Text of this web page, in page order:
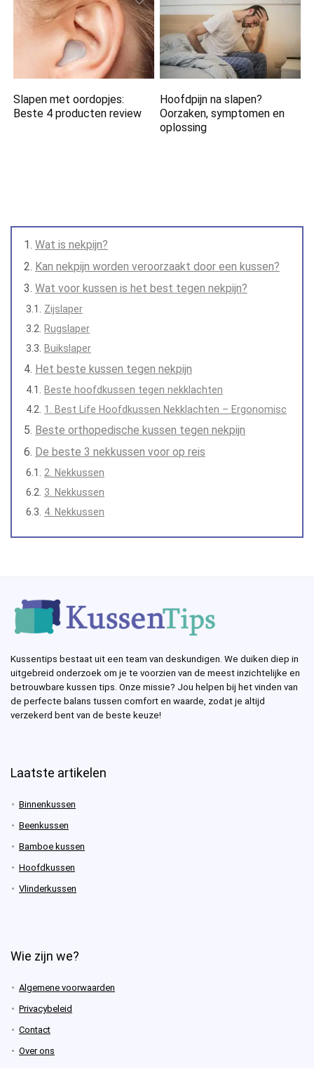
Slapen met oordopjes:
Beste 4 producten review
Hoofdpijn na slapen?
Oorzaken, symptomen en
oplossing
Wat is nekpijn?
Kan nekpijn worden veroorzaakt door een kussen?
Wat voor kussen is het best tegen nekpijn?
Zijslaper
Rugslaper
Buikslaper
Het beste kussen tegen nekpijn
Beste hoofdkussen tegen nekklachten
1. Best Life Hoofdkussen Nekklachten – Ergonomisc
Beste orthopedische kussen tegen nekpijn
De beste 3 nekkussen voor op reis
2. Nekkussen
3. Nekkussen
4. Nekkussen
Kussentips bestaat uit een team van deskundigen. We duiken diep in
uitgebreid onderzoek om je te voorzien van de meest inzichtelijke en
betrouwbare kussen tips. Onze missie? Jou helpen bij het vinden van
de perfecte balans tussen comfort en waarde, zodat je altijd
verzekerd bent van de beste keuze!
Laatste artikelen
Binnenkussen
Beenkussen
Bamboe kussen
Hoofdkussen
Vlinderkussen
Wie zijn we?
Algemene voorwaarden
Privacybeleid
Contact
Over ons